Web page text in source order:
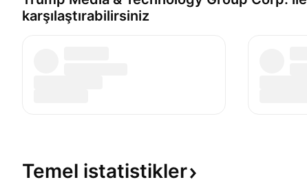
karşılaştırabilirsiniz
Temel istatistikler